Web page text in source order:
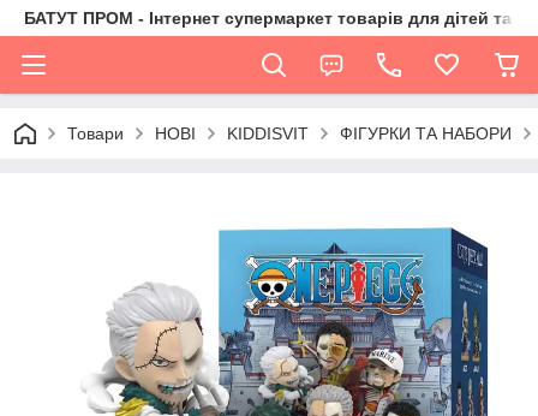
БАТУТ ПРОМ - Інтернет супермаркет товарів для дітей та їх
Товари НОВІ KIDDISVIT ФІГУРКИ ТА НАБОРИ